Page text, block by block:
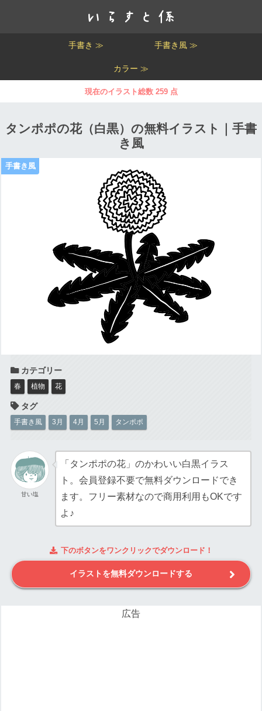
手書き ≫ 手書き風 ≫
カラー ≫
現在のイラスト総数 259 点
タンポポの花（白黒）の無料イラスト｜手書
き風
春 植物 花
手書き風 3月 4月 5月 タンポポ
甘い塩
「タンポポの花」のかわいい白黒イラス
ト。会員登録不要で無料ダウンロードでき
ます。フリー素材なので商用利用もOKです
よ♪
下のボタンをワンクリックでダウンロード！
イラストを無料ダウンロードする
広告